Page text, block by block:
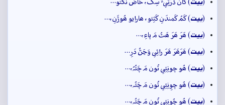
( ) کان ڌَرَتِيءَ سِکُ، خاصَ نُکتو…
(بيت) کَمُ کَمندَنِ کَٽِئو، ھارايو ھُوڙَنِ،…
(بيت) ھَرَ ھَرَ ھَٿُ مَ پاءِ،…
(بيت) ھَرَھَرَ ھَرَ رائِي وَڃَڻُ دَرِ…
(بيت) ھُو چونِئِي تُون مَ چَئُہُ،…
(بيت) ھُو چوِنِئِي تُون مَ چَئُہ،…
(بيت) ھُو چُونِئِي تُون مَ چَئُہ،…